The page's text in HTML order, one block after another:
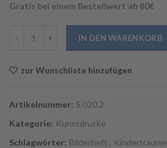
Gratis bei einem Bestellwert ab 80€
IN DEN WARENKORB
zur Wunschliste hinzufügen
Artikelnummer: S.020.2
Kategorie: Kunstdrucke
Schlagwörter: Bilderheft , Kinderträume